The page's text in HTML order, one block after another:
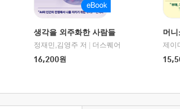
생각을 외주화한 사람들
정재민,김영주 저
더스퀘어
16,200원
머